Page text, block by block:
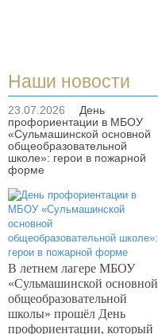
Наши новости
23.07.2026
День
профориентации в МБОУ
«Сульмашинской основной
общеобразовательной
школе»: герои в пожарной
форме
В летнем лагере МБОУ
«Сульмашинской основной
общеобразовательной
школы» прошёл День
профориентации, который